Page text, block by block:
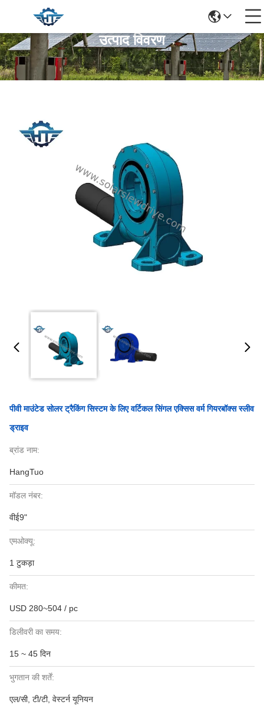
उत्पाद विवरण
पीवी माउंटेड सोलर ट्रैकिंग सिस्टम के लिए वर्टिकल सिंगल एक्सिस वर्म गियरबॉक्स स्लीव
ड्राइव
ब्रांड नाम:
HangTuo
मॉडल नंबर:
वीई9"
एमओक्यू:
1 टुकड़ा
कीमत:
USD 280~504 / pc
डिलीवरी का समय:
15 ~ 45 दिन
भुगतान की शर्तें:
एल/सी, टी/टी, वेस्टर्न यूनियन